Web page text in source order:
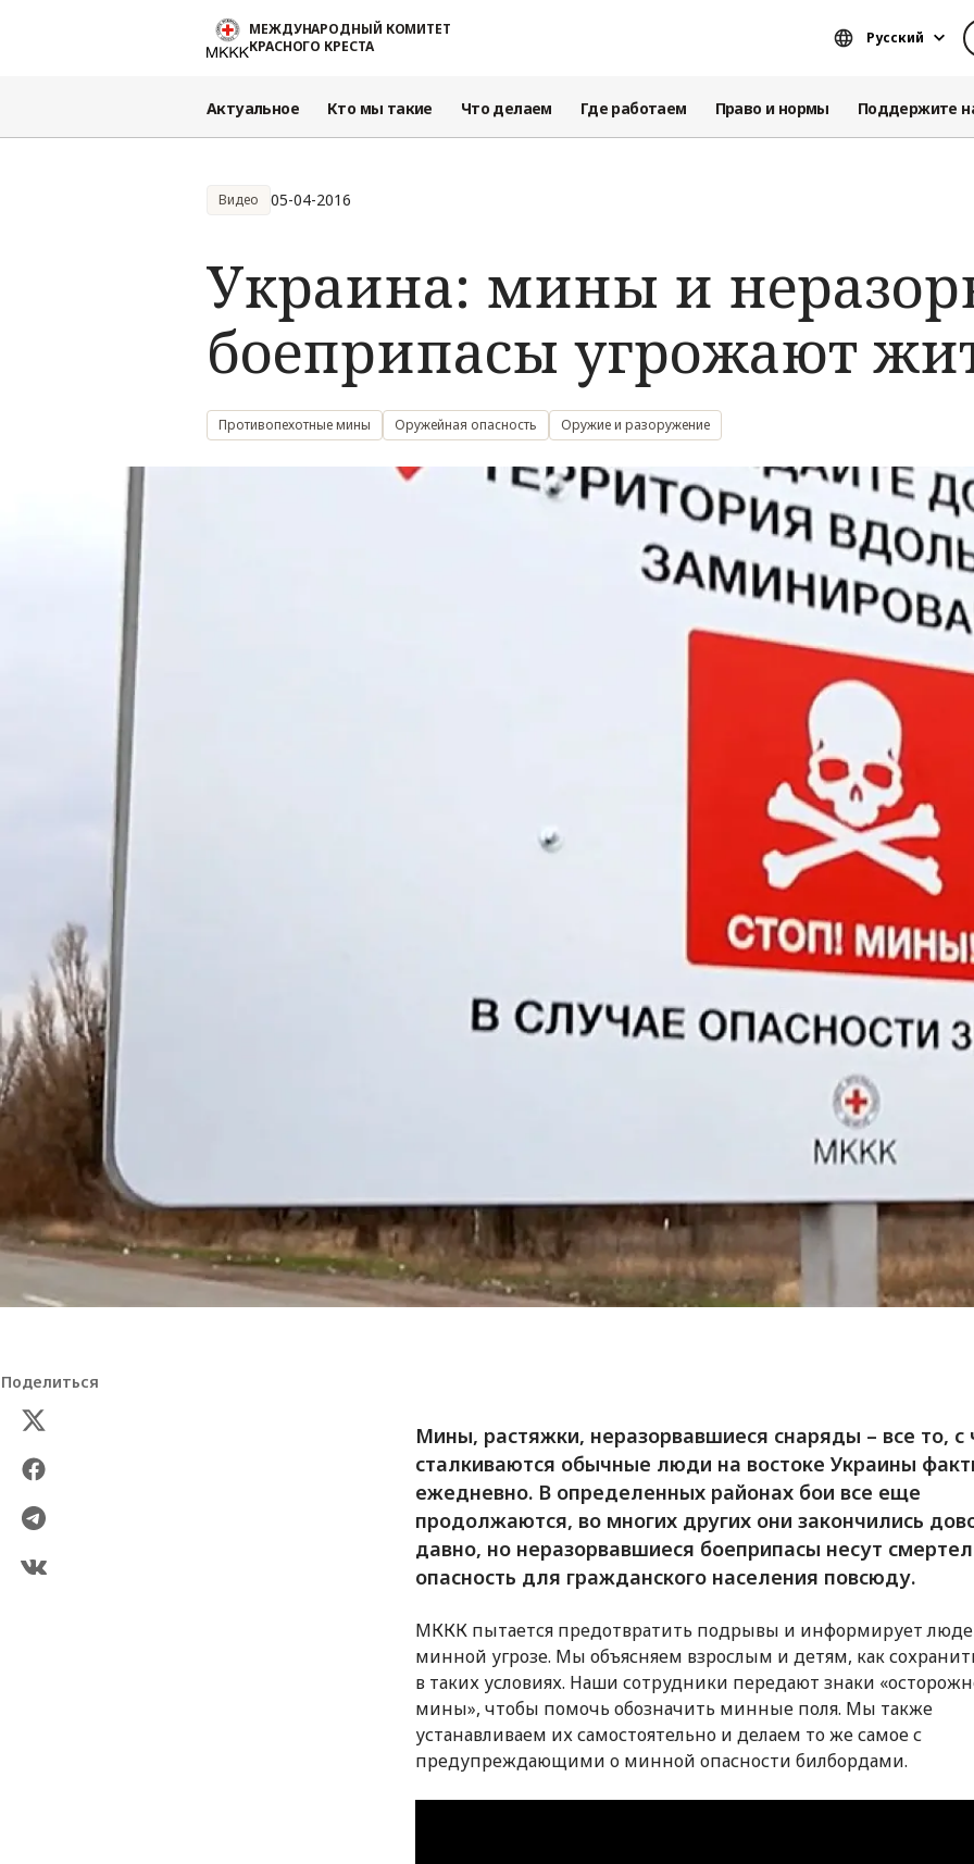
Перейти к основному содержаниюМЕЖДУНАРОДНЫЙ КОМИТЕТ
КРАСНОГО КРЕСТА
Русский
Актуальное Кто мы такие Что делаем Где работаем Право и нормы Поддержите
Видео 05-04-2016
Украина: мины и
боеприпасы угрожают
Противопехотные мины Оружейная опасность Оружие и разоружение
Поделиться
Мины, растяжки, неразорвавшиеся снаряды – все то, с
сталкиваются обычные люди на востоке Украины
ежедневно. В определенных районах бои все еще
продолжаются, во многих других они закончились
давно, но неразорвавшиеся боеприпасы несут
опасность для гражданского населения повсюду.
МККК пытается предотвратить подрывы и информирует
минной угрозе. Мы объясняем взрослым и детям, как
в таких условиях. Наши сотрудники передают знаки
мины», чтобы помочь обозначить минные поля. Мы также
устанавливаем их самостоятельно и делаем то же самое с
предупреждающими о минной опасности билбордами.